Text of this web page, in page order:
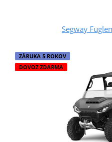
Segway
ZÁRUKA 5 ROKOV
DOVOZ ZDARMA